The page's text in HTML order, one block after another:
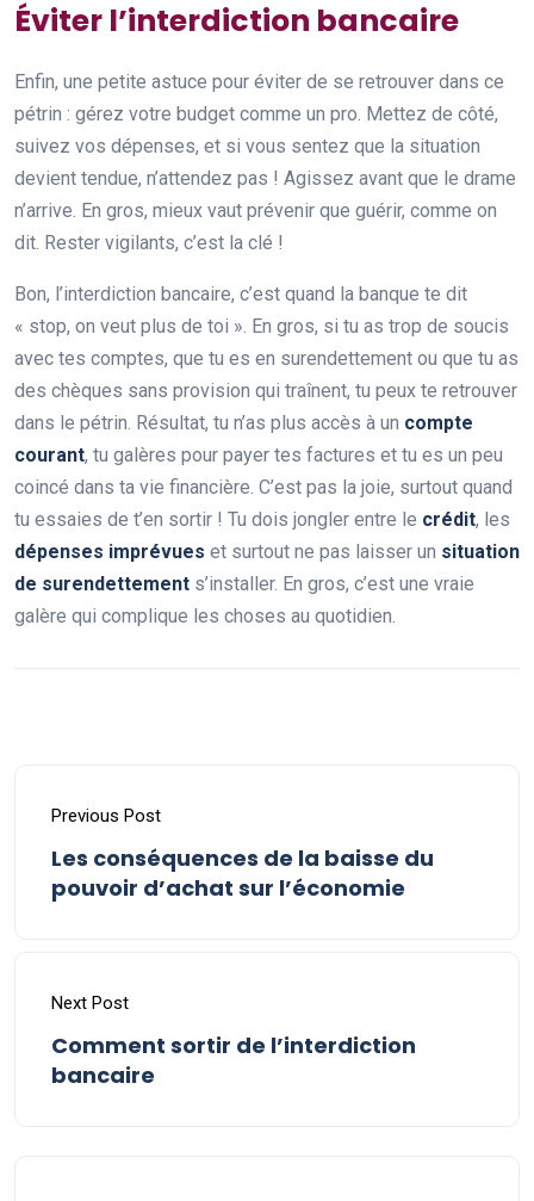
Éviter l’interdiction bancaire
Enfin, une petite astuce pour éviter de se retrouver dans ce
pétrin : gérez votre budget comme un pro. Mettez de côté,
suivez vos dépenses, et si vous sentez que la situation
devient tendue, n’attendez pas ! Agissez avant que le drame
n’arrive. En gros, mieux vaut prévenir que guérir, comme on
dit. Rester vigilants, c’est la clé !
Bon, l’interdiction bancaire, c’est quand la banque te dit
« stop, on veut plus de toi ». En gros, si tu as trop de soucis
avec tes comptes, que tu es en surendettement ou que tu as
des chèques sans provision qui traînent, tu peux te retrouver
dans le pétrin. Résultat, tu n’as plus accès à un compte
courant, tu galères pour payer tes factures et tu es un peu
coincé dans ta vie financière. C’est pas la joie, surtout quand
tu essaies de t’en sortir ! Tu dois jongler entre le crédit, les
dépenses imprévues et surtout ne pas laisser un situation
de surendettement s’installer. En gros, c’est une vraie
galère qui complique les choses au quotidien.
Previous Post
Les conséquences de la baisse du
pouvoir d’achat sur l’économie
Next Post
Comment sortir de l’interdiction
bancaire